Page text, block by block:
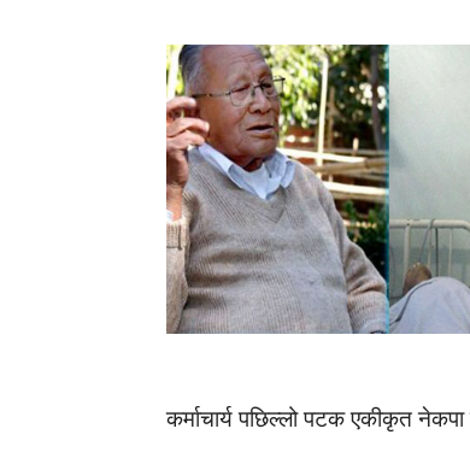
कर्माचार्य पछिल्लो पटक एकीकृत